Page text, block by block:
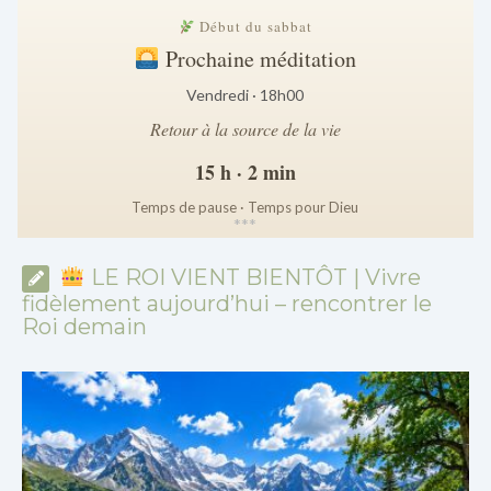
Début du sabbat
Prochaine méditation
Vendredi · 18h00
Retour à la source de la vie
15 h · 2 min
Temps de pause · Temps pour Dieu
***
LE ROI VIENT BIENTÔT | Vivre
fidèlement aujourd’hui – rencontrer le
Roi demain